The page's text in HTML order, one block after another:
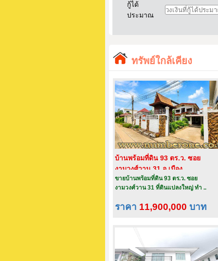
กู้ได้
ประมาณ
ทรัพย์ใกล้เคียง
บ้านพร้อมที่ดิน 93 ตร.ว. ซอย
งามวงศ์วาน 31 อ.เมือง
จ.นนทบุรี
ขายบ้านพร้อมที่ดิน 93 ตร.ว. ซอย
งามวงศ์วาน 31 ที่ดินแปลงใหญ่ ทำ ..
ราคา 11,900,000 บาท